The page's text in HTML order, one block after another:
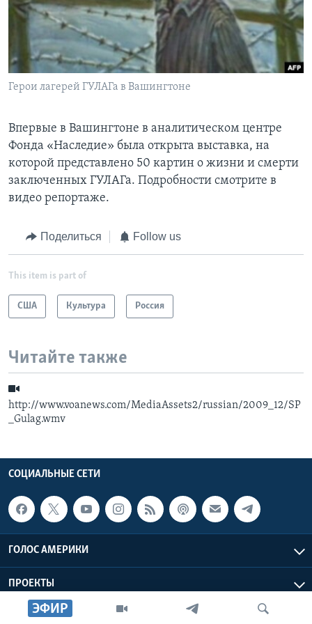
Learning English
СОЦИАЛЬНЫЕ СЕТИ
Языки
ЭФИР
Герои лагерей ГУЛАГа в Вашингтоне
Впервые в Вашингтоне в аналитическом центре
Фонда «Наследие» была открыта выставка, на
которой представлено 50 картин о жизни и смерти
заключенных ГУЛАГа. Подробности смотрите в
видео репортаже.
Поделиться Follow us
This item is part of
США Культура Россия
Читайте также
http://www.voanews.com/MediaAssets2/russian/2009_12/SP
_Gulag.wmv
СОЦИАЛЬНЫЕ СЕТИ
ГОЛОС АМЕРИКИ
ПРОЕКТЫ